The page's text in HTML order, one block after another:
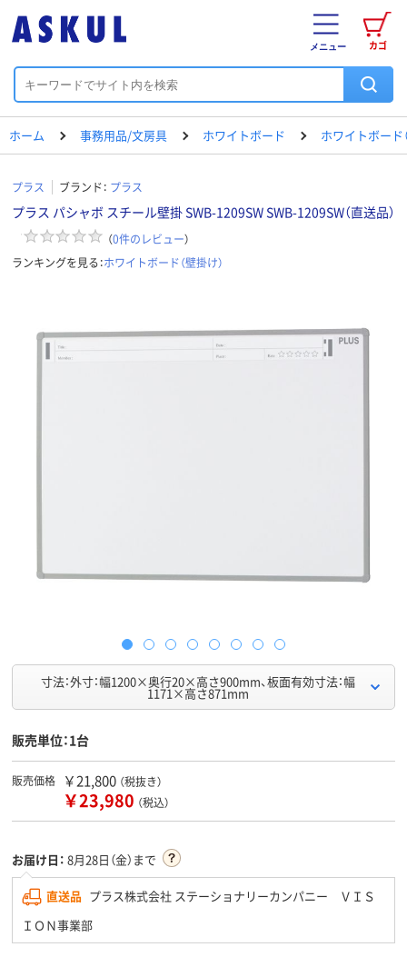
カゴ
メニュー
ホーム 事務用品/文房具 ホワイトボード ホワイトボード
プラス ブランド： プラス
プラス パシャボ スチール壁掛 SWB-1209SW SWB-1209SW（直送品）
（0件のレビュー）
ランキングを見る：ホワイトボード（壁掛け）
寸法：外寸：幅1200×奥行20×高さ900mm、板面有効寸法：幅
1171×高さ871mm
販売単位：1台
販売価格 ￥21,800 （税抜き）
￥23,980 （税込）
お届け日： 8月28日（金）まで
直送品 プラス株式会社 ステーショナリーカンパニー ＶＩＳ
ＩＯＮ事業部